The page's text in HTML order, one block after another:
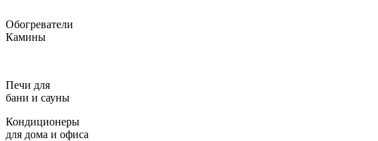
Обогреватели
Камины
Печи для
бани и сауны
Кондиционеры
для дома и офиса